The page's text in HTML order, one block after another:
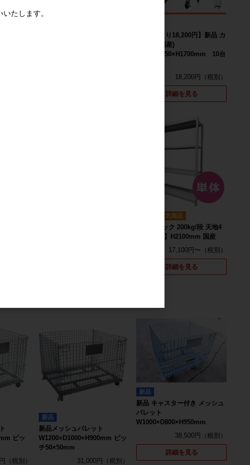
【1台あたり18,200円】新品 カ
ゴ台車 (国産)
W850×D650×H1700mm 10台
18,200円
詳細を見る
人気商品
中軽量ラック 200kg/段 天地4
段 【単体】H2100mm 国産
17,100円〜
詳細を見る
ピッ
新品
新品メッシュパレット
W1200×D1000×H900mm ピッ
チ50×50mm
31,000円
新品
新品 キャスター付き メッシュ
パレット
W1000×D800×H950mm
38,500円
詳細を見る
たします。